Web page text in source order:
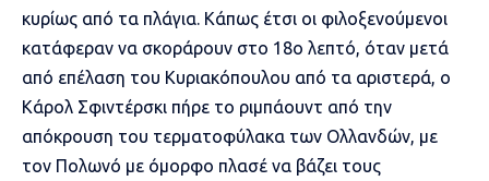
κυρίως από τα πλάγια. Κάπως έτσι οι φιλοξενούμενοι
κατάφεραν να σκοράρουν στο 18ο λεπτό, όταν μετά
από επέλαση του Κυριακόπουλου από τα αριστερά, ο
Κάρολ Σφιντέρσκι πήρε το ριμπάουντ από την
απόκρουση του τερματοφύλακα των Ολλανδών, με
τον Πολωνό με όμορφο πλασέ να βάζει τους